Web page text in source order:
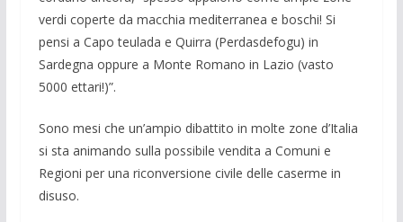
verdi coperte da macchia me­diterranea e boschi! Si
pensi a Capo teula­da e Quirra (Perdasdefogu) in
Sardegna oppure a Monte Romano in Lazio (vasto
5000 ettari!)”.
Sono mesi che un’ampio dibattito in molte zone d’Italia
si sta animando sulla possibile vendita a Comuni e
Regioni per una riconversione civile delle caserme in
disuso.